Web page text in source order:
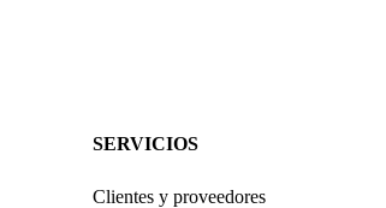
SERVICIOS
Clientes y proveedores